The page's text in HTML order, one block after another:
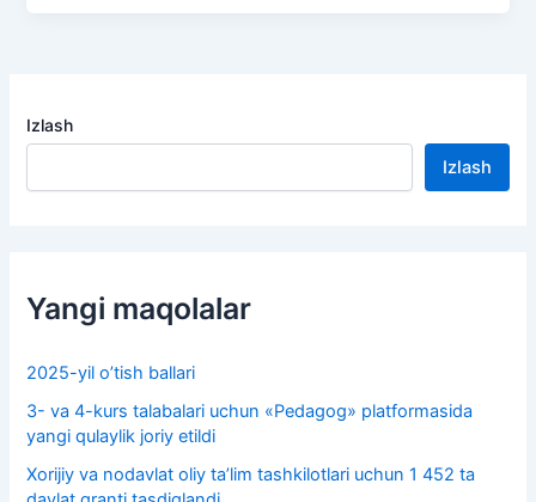
Izlash
Izlash
Yangi maqolalar
2025-yil o’tish ballari
3- va 4-kurs talabalari uchun «Pedagog» platformasida
yangi qulaylik joriy etildi
Xorijiy va nodavlat oliy taʼlim tashkilotlari uchun 1 452 ta